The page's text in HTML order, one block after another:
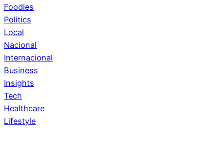
Foodies
Politics
Local
Nacional
Internacional
Business
Insights
Tech
Healthcare
Lifestyle